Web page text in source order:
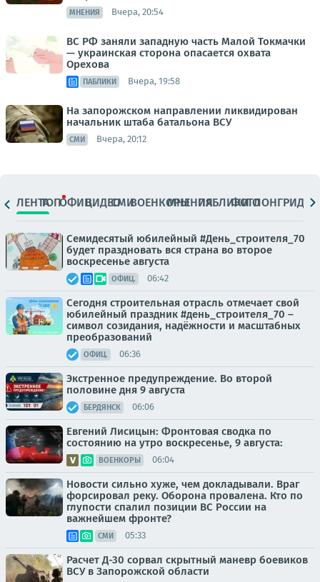
МНЕНИЯ Вчера, 20:54
ВС РФ заняли западную часть Малой Токмачки
— украинская сторона опасается охвата
Орехова
ПАБЛИКИ Вчера, 19:58
На запорожском направлении ликвидирован
начальник штаба батальона ВСУ
СМИ Вчера, 20:12
ЛЕНТАТОПОФИЦ.ВИДЕОСМИВОЕНКОРЫМНЕНИЯПАБЛИКИ
ФОТОЛОНГРИДЫ
Семидесятый юбилейный #День_строителя_70
будет праздновать вся страна во второе
воскресенье августа
ОФИЦ. 06:42
Сегодня строительная отрасль отмечает свой
юбилейный праздник #день_строителя_70 –
символ созидания, надёжности и масштабных
преобразований
ОФИЦ. 06:36
Экстренное предупреждение. Во второй
половине дня 9 августа
БЕРДЯНСК 06:06
Евгений Лисицын: Фронтовая сводка по
состоянию на утро воскресенье, 9 августа:
ВОЕНКОРЫ 06:04
Новости сильно хуже, чем докладывали. Враг
форсировал реку. Оборона провалена. Кто по
глупости спалил позиции ВС России на
важнейшем фронте?
СМИ 05:33
Расчет Д-30 сорвал скрытный маневр боевиков
ВСУ в Запорожской области